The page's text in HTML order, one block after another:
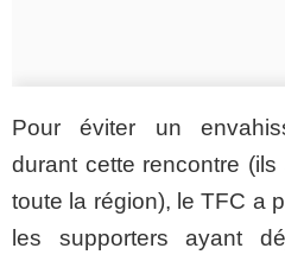
Pour éviter un
durant cette rencontre
toute la région), le TFC a
les supporters ayant